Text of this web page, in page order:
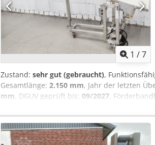
1 /7
Zustand: sehr gut (gebraucht),
Gesamtlänge: 2.150 mm, Jahr der letzten
mm, DGUV geprüft bis: 09/2027,
, bm TEC Teig Transportband
verstellbar Edelstahlausführung Dsdpfxsy Ik
mm, BxTxH Anschluss 230 V
Ausstellung!